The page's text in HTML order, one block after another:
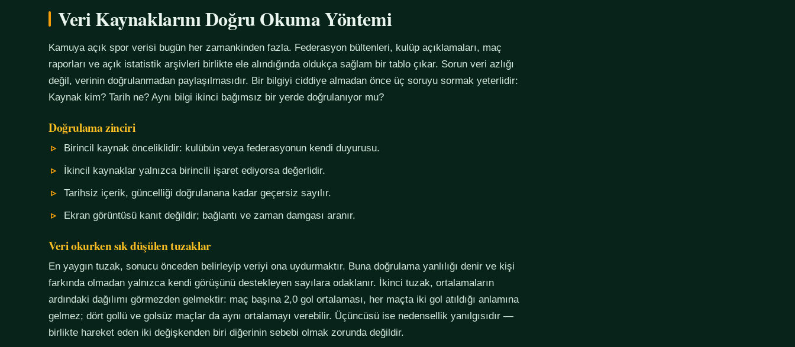
Veri Kaynaklarını Doğru Okuma Yöntemi
Kamuya açık spor verisi bugün her zamankinden fazla. Federasyon bültenleri, kulüp açıklamaları, maç
raporları ve açık istatistik arşivleri birlikte ele alındığında oldukça sağlam bir tablo çıkar. Sorun veri azlığı
değil, verinin doğrulanmadan paylaşılmasıdır. Bir bilgiyi ciddiye almadan önce üç soruyu sormak yeterlidir:
Kaynak kim? Tarih ne? Aynı bilgi ikinci bağımsız bir yerde doğrulanıyor mu?
Doğrulama zinciri
Birincil kaynak önceliklidir: kulübün veya federasyonun kendi duyurusu.
İkincil kaynaklar yalnızca birincili işaret ediyorsa değerlidir.
Tarihsiz içerik, güncelliği doğrulanana kadar geçersiz sayılır.
Ekran görüntüsü kanıt değildir; bağlantı ve zaman damgası aranır.
Veri okurken sık düşülen tuzaklar
En yaygın tuzak, sonucu önceden belirleyip veriyi ona uydurmaktır. Buna doğrulama yanlılığı denir ve kişi
farkında olmadan yalnızca kendi görüşünü destekleyen sayılara odaklanır. İkinci tuzak, ortalamaların
ardındaki dağılımı görmezden gelmektir: maç başına 2,0 gol ortalaması, her maçta iki gol atıldığı anlamına
gelmez; dört gollü ve golsüz maçlar da aynı ortalamayı verebilir. Üçüncüsü ise nedensellik yanılgısıdır —
birlikte hareket eden iki değişkenden biri diğerinin sebebi olmak zorunda değildir.